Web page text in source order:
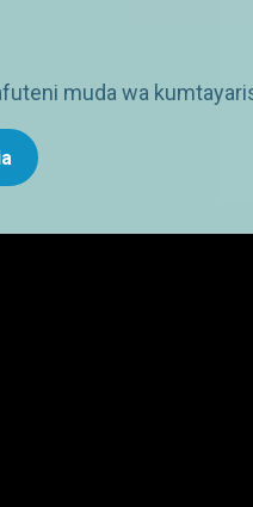
muda wa